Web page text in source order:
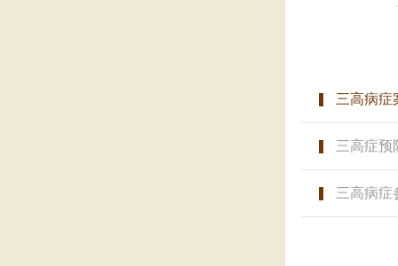
三高病症
三高症预
三高病症